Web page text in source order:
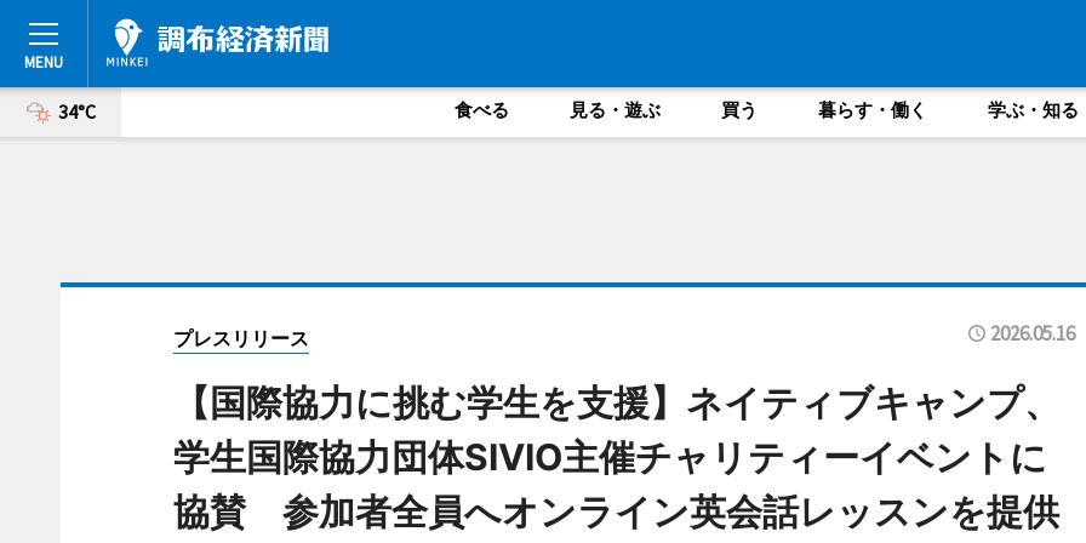
34°C 食べる 見る・遊ぶ 買う 暮らす・働く 学ぶ・知る
プレスリリース 2026.05.16
【国際協力に挑む学生を支援】ネイティブキャンプ、
学生国際協力団体SIVIO主催チャリティーイベントに
協賛 参加者全員へオンライン英会話レッスンを提供